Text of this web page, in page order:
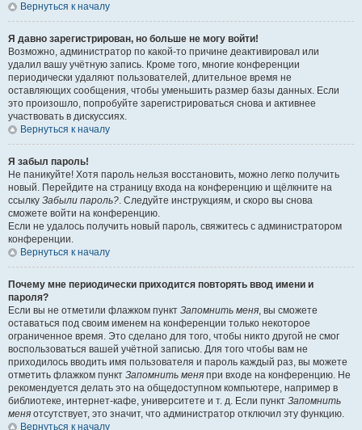
Вернуться к началу
Я давно зарегистрирован, но больше не могу войти!
Возможно, администратор по какой-то причине деактивировал или
удалил вашу учётную запись. Кроме того, многие конференции
периодически удаляют пользователей, длительное время не
оставляющих сообщения, чтобы уменьшить размер базы данных. Если
это произошло, попробуйте зарегистрироваться снова и активнее
участвовать в дискуссиях.
Вернуться к началу
Я забыл пароль!
Не паникуйте! Хотя пароль нельзя восстановить, можно легко получить
новый. Перейдите на страницу входа на конференцию и щёлкните на
ссылку Забыли пароль?. Следуйте инструкциям, и скоро вы снова
сможете войти на конференцию.
Если не удалось получить новый пароль, свяжитесь с администратором
конференции.
Вернуться к началу
Почему мне периодически приходится повторять ввод имени и
пароля?
Если вы не отметили флажком пункт Запомнить меня, вы сможете
оставаться под своим именем на конференции только некоторое
ограниченное время. Это сделано для того, чтобы никто другой не смог
воспользоваться вашей учётной записью. Для того чтобы вам не
приходилось вводить имя пользователя и пароль каждый раз, вы можете
отметить флажком пункт Запомнить меня при входе на конференцию. Не
рекомендуется делать это на общедоступном компьютере, например в
библиотеке, интернет-кафе, университете и т. д. Если пункт Запомнить
меня отсутствует, это значит, что администратор отключил эту функцию.
Вернуться к началу